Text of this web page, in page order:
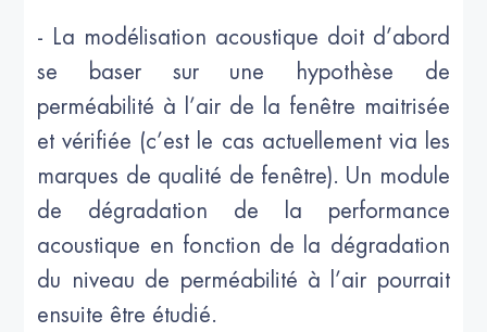
- La modélisation acoustique doit d’abord
se baser sur une hypothèse de
perméabilité à l’air de la fenêtre maitrisée
et vérifiée (c’est le cas actuellement via les
marques de qualité de fenêtre). Un module
de dégradation de la performance
acoustique en fonction de la dégradation
du niveau de perméabilité à l’air pourrait
ensuite être étudié.